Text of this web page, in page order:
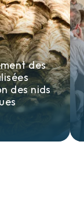
des
des nids